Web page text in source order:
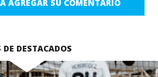
AGREGAR SU COMENTARIO
DE DESTACADOS